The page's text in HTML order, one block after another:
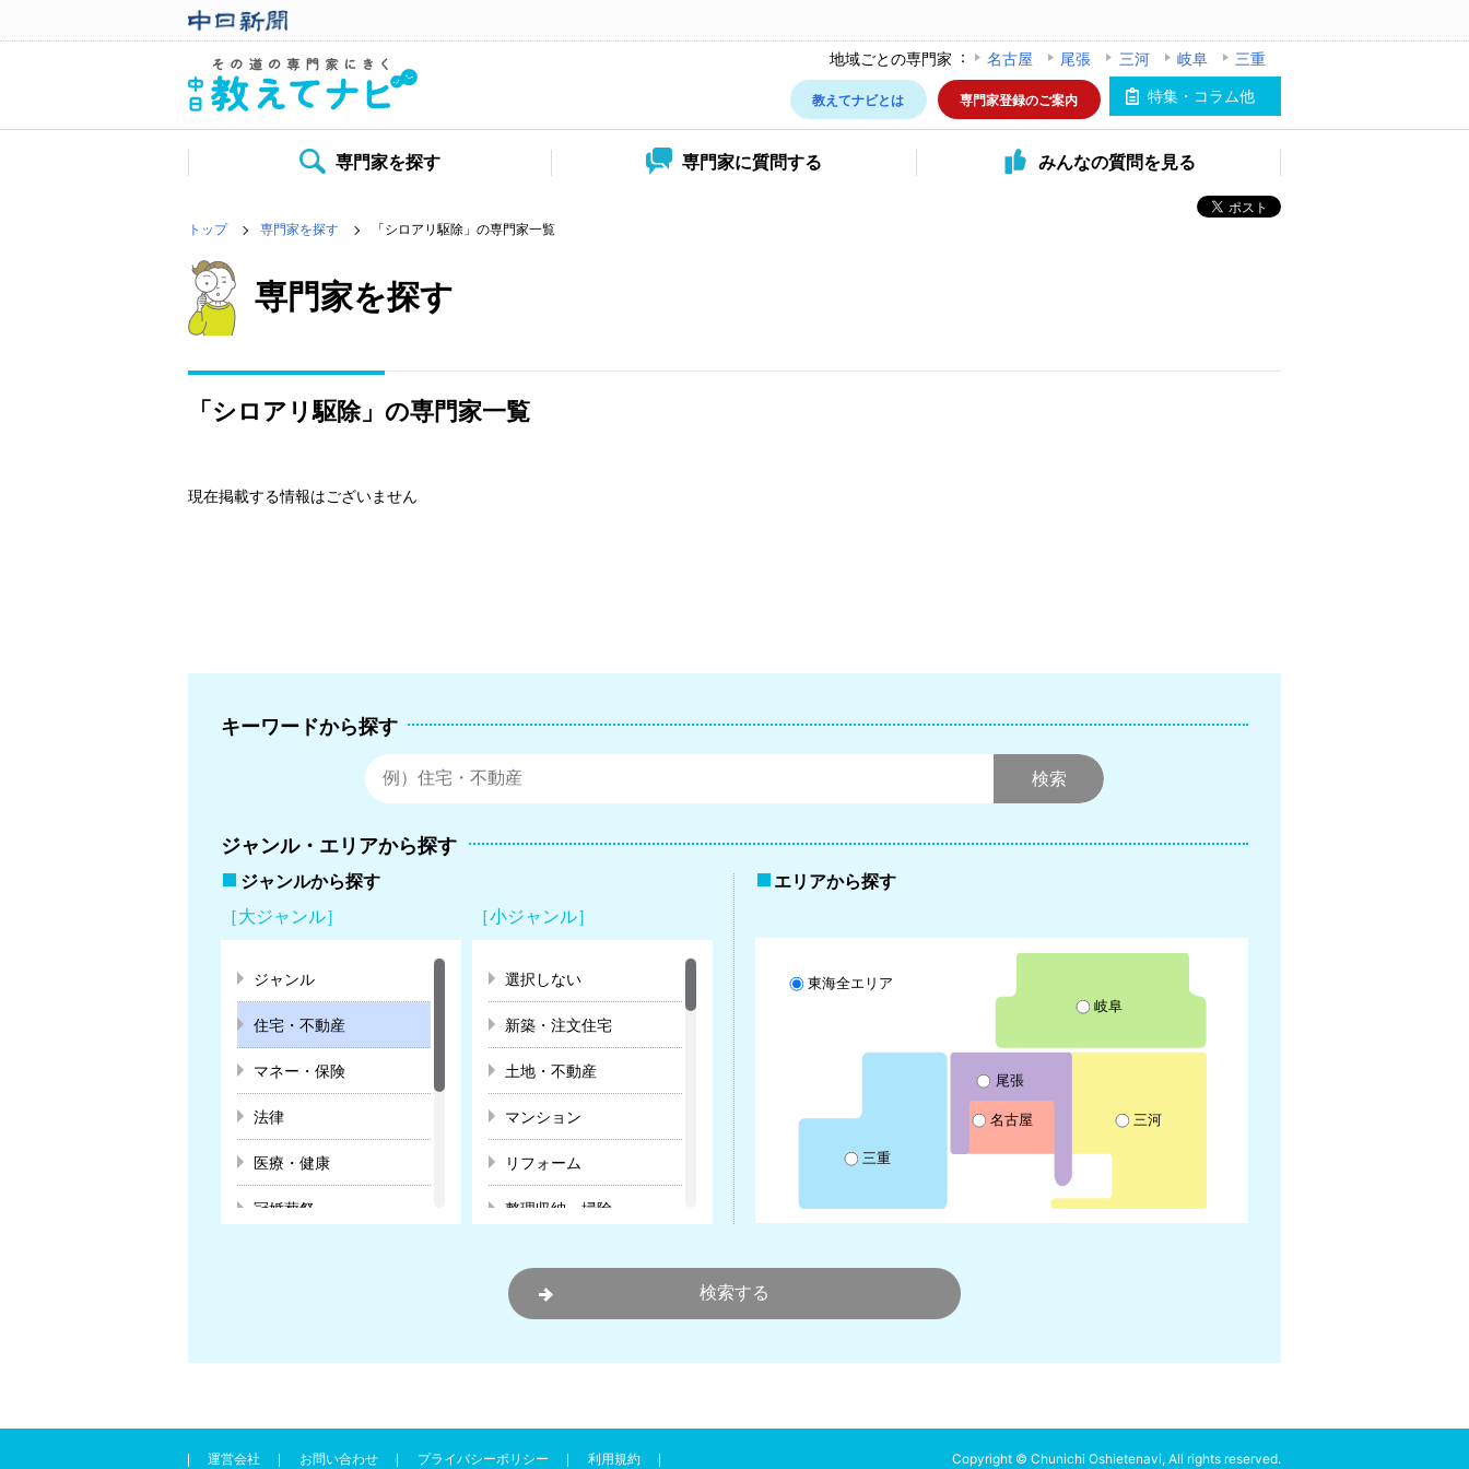
地域ごとの専門家 名古屋 尾張 三河 岐阜
三重
特集・コラム他
教えてナビとは 専門家登録のご案内
専門家を探す 専門家に質問する みんなの質問を見る
トップ 専門家を探す 「シロアリ駆除」の専門家一覧
専門家を探す
「シロアリ駆除」の専門家一覧
現在掲載する情報はございません
キーワードから探す
ジャンル・エリアから探す
ジャンルから探す
［大ジャンル］
ジャンル
住宅・不動産
マネー・保険
法律
医療・健康
冠婚葬祭
［小ジャンル］
選択しない
新築・注文住宅
土地・不動産
マンション
リフォーム
整理収納・掃除
造園・外構・エクステリ
防犯・セキュリティ
太陽光発電
エリアから探す
東海全エリア
岐阜
三重
尾張
名古屋 三河
運営会社 お問い合わせ プライバシーポリシー 利用規約 Copyright © Chunichi Oshietenavi, All rights reserved.